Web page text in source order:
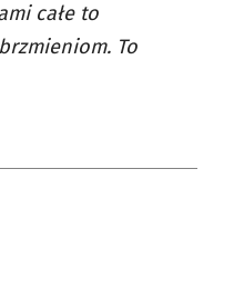
całe to
To